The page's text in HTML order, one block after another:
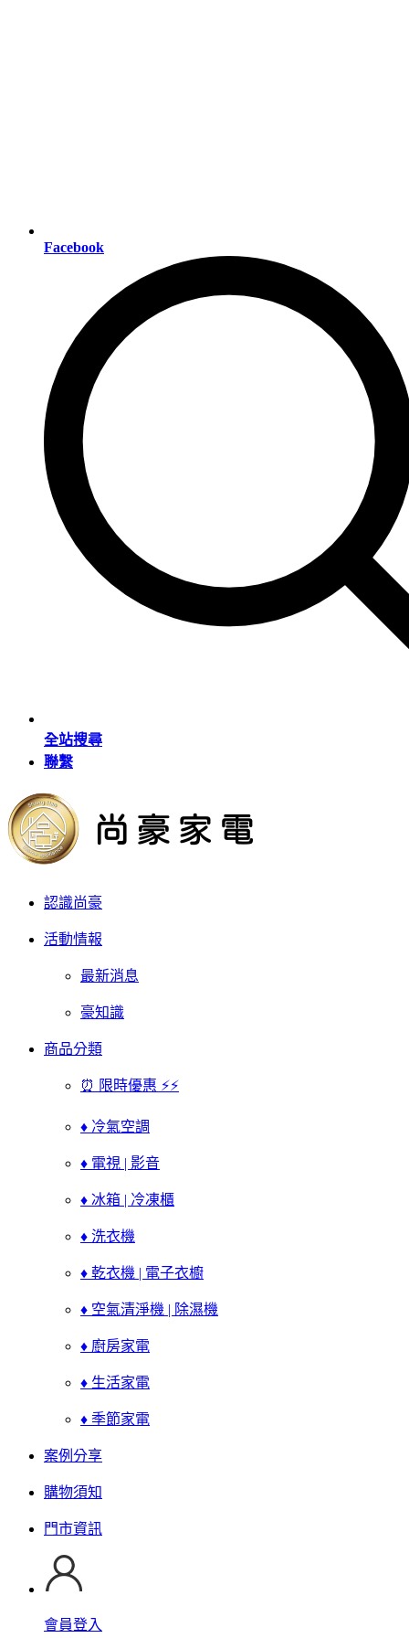
Facebook
全站搜尋
聯繫
認識尚豪
活動情報
最新消息
豪知識
商品分類
⏰ 限時優惠 ⚡⚡
♦ 冷氣空調
♦ 電視 | 影音
♦ 冰箱 | 冷凍櫃
♦ 洗衣機
♦ 乾衣機 | 電子衣櫥
♦ 空氣清淨機 | 除濕機
♦ 廚房家電
♦ 生活家電
♦ 季節家電
案例分享
購物須知
門市資訊
會員登入